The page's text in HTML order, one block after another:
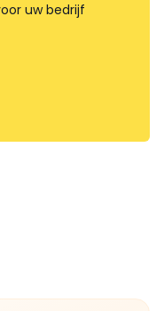
uw bedrijf